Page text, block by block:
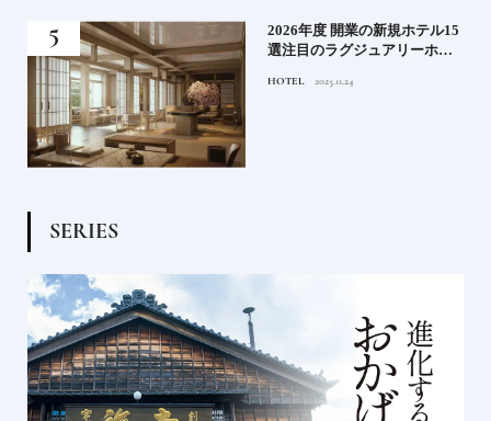
2026年度 開業の新規ホテル15
選注目のラグジュアリーホテ
ィホテルまでご紹介【後編】
HOTEL 2025.11.24
SERIES